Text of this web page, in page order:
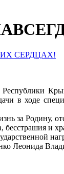
в ходе
за Родину,
и
Леонида